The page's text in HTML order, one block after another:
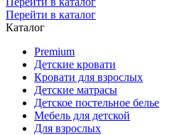
Перейти в каталог
Каталог
Premium
Детские кровати
Кровати для взрослых
Детские матрасы
Детское постельное белье
Мебель для детской
Для взрослых